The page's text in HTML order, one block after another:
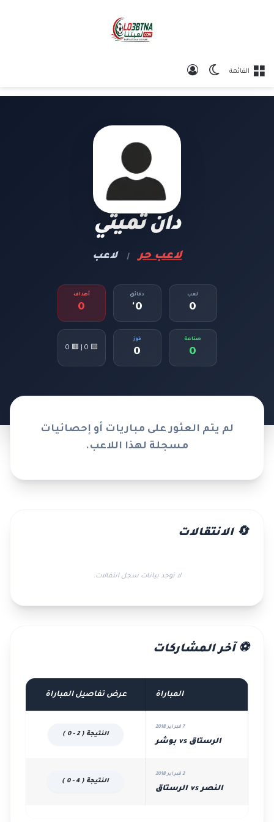
القائمة الوضع المظلم
دان تميتي
لاعب حر | لاعب
لعب
0
دقائق
0'
أهداف
0
صناعة
0
فوز
0
🟨 0 | 🟥 0
لم يتم العثور على مباريات أو إحصائيات
مسجلة لهذا اللاعب.
🔄 الانتقالات
لا توجد بيانات سجل انتقالات.
⚽ آخر المشاركات
المباراة عرض تفاصيل المباراة
7 فبراير 2018
الرستاق vs بوشر
النتيجة ( 2 - 0 )
2 فبراير 2018
النصر vs الرستاق
النتيجة ( 4 - 0 )